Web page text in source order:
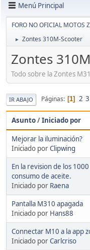
Menú Principal
FORO NO OFICIAL MOTOS
► Zontes 310M-Scooter
Zontes
Todo sobre la Zontes
IR ABAJO Páginas 1 2 3
Asunto/Iniciado por
Mejorar la iluminación?
Iniciado porClipwing
En la revision de los
consumo de aceite.
Iniciado por Raena
Pantalla M310 apagada
Iniciado por Hans88
Connectar M10 a la app
Iniciado porCarlcriso